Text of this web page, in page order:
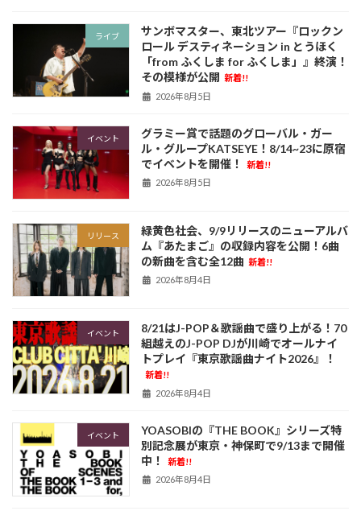
ライブ
サンボマスター、東北ツアー『ロックン
ロール デスティネーション in とうほく
「from ふくしま for ふくしま」』終演！
その模様が公開 新着!!
2026年8月5日
イベント
グラミー賞で話題のグローバル・ガー
ル・グループKATSEYE！8/14~23に原宿
でイベントを開催！
新着!!
2026年8月5日
リリース
緑黄色社会、9/9リリースのニューアルバ
ム『あたまご』の収録内容を公開！6曲
の新曲を含む全12曲 新着!!
2026年8月4日
イベント
8/21はJ-POP＆歌謡曲で盛り上がる！70
組越えのJ-POP DJが川崎でオールナイ
トプレイ『東京歌謡曲ナイト2026』！
新着!!
2026年8月4日
イベント
YOASOBIの『THE BOOK』シリーズ特
別記念展が東京・神保町で9/13まで開催
中！
新着!!
2026年8月4日